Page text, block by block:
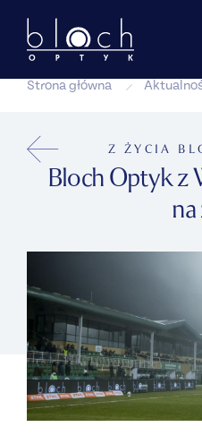
Strona główna
Z ŻYCIA
Bloch Optyk z
na